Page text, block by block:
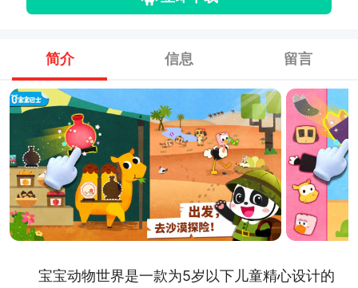
简介 信息 留言
宝宝动物世界是一款为5岁以下儿童精心设计的